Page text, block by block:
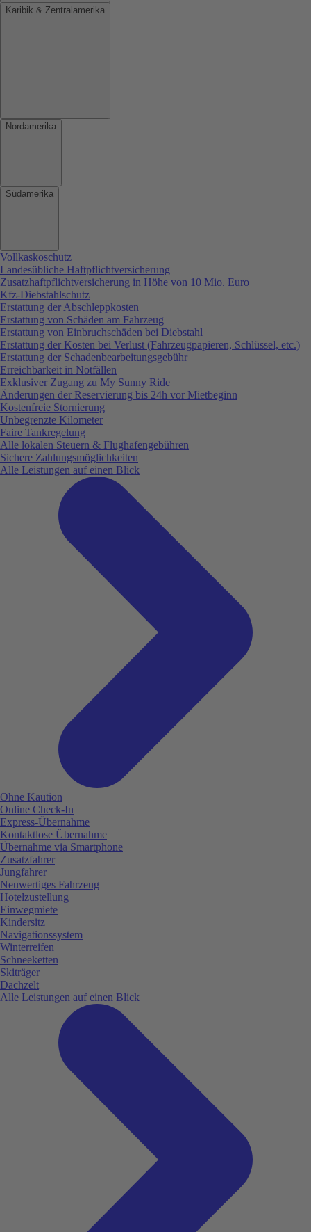
Karibik & Zentralamerika
Nordamerika
Südamerika
Vollkaskoschutz
Landesübliche Haftpflichtversicherung
Zusatzhaftpflichtversicherung in Höhe von 10 Mio. Euro
Kfz-Diebstahlschutz
Erstattung der Abschleppkosten
Erstattung von Schäden am Fahrzeug
Erstattung von Einbruchschäden bei Diebstahl
Erstattung der Kosten bei Verlust (Fahrzeugpapieren, Schlüssel, etc.)
Erstattung der Schadenbearbeitungsgebühr
Erreichbarkeit in Notfällen
Exklusiver Zugang zu My Sunny Ride
Änderungen der Reservierung bis 24h vor Mietbeginn
Kostenfreie Stornierung
Unbegrenzte Kilometer
Faire Tankregelung
Alle lokalen Steuern & Flughafengebühren
Sichere Zahlungsmöglichkeiten
Alle Leistungen auf einen Blick
Ohne Kaution
Online Check-In
Express-Übernahme
Kontaktlose Übernahme
Übernahme via Smartphone
Zusatzfahrer
Jungfahrer
Neuwertiges Fahrzeug
Hotelzustellung
Einwegmiete
Kindersitz
Navigationssystem
Winterreifen
Schneeketten
Skiträger
Dachzelt
Alle Leistungen auf einen Blick